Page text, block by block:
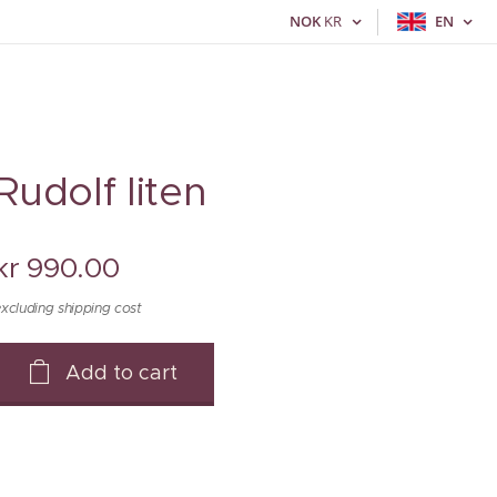
NOK KR EN
liten
990.00
shipping cost
Add to cart